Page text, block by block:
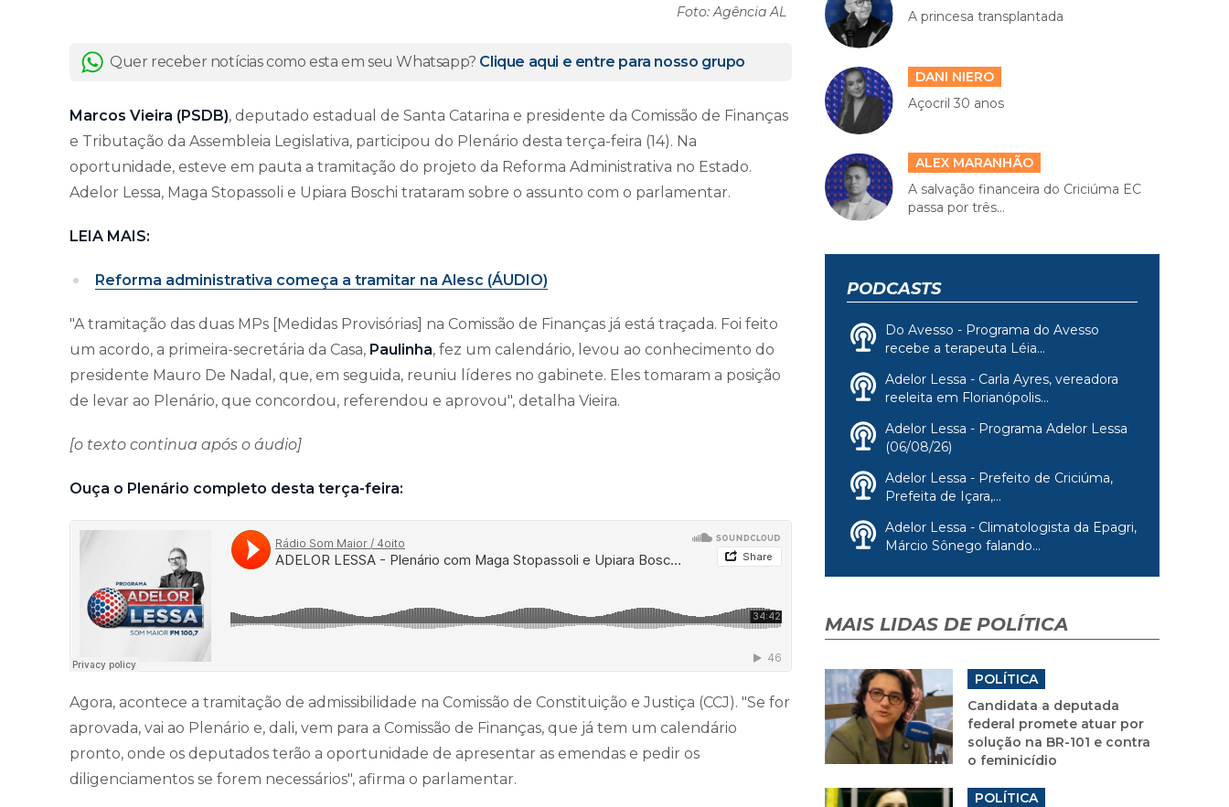
Foto: Agência AL
Quer receber notícias como esta em seu Whatsapp? Clique aqui e entre para nosso grupo
Marcos Vieira (PSDB), deputado estadual de Santa Catarina e presidente da Comissão de Finanças
e Tributação da Assembleia Legislativa, participou do Plenário desta terça-feira (14). Na
oportunidade, esteve em pauta a tramitação do projeto da Reforma Administrativa no Estado.
Adelor Lessa, Maga Stopassoli e Upiara Boschi trataram sobre o assunto com o parlamentar.
LEIA MAIS:
Reforma administrativa começa a tramitar na Alesc (ÁUDIO)
"A tramitação das duas MPs [Medidas Provisórias] na Comissão de Finanças já está traçada. Foi feito
um acordo, a primeira-secretária da Casa, Paulinha, fez um calendário, levou ao conhecimento do
presidente Mauro De Nadal, que, em seguida, reuniu líderes no gabinete. Eles tomaram a posição
de levar ao Plenário, que concordou, referendou e aprovou", detalha Vieira.
[o texto continua após o áudio]
Ouça o Plenário completo desta terça-feira:
Agora, acontece a tramitação de admissibilidade na Comissão de Constituição e Justiça (CCJ). "Se for
aprovada, vai ao Plenário e, dali, vem para a Comissão de Finanças, que já tem um calendário
pronto, onde os deputados terão a oportunidade de apresentar as emendas e pedir os
diligenciamentos se forem necessários", afirma o parlamentar.
A princesa transplantada
DANI NIERO
Açocril 30 anos
ALEX MARANHÃO
A salvação financeira do Criciúma EC
passa por três...
PODCASTS
Do Avesso - Programa do Avesso
recebe a terapeuta Léia...
Adelor Lessa - Carla Ayres, vereadora
reeleita em Florianópolis...
Adelor Lessa - Programa Adelor Lessa
(06/08/26)
Adelor Lessa - Prefeito de Criciúma,
Prefeita de Içara,...
Adelor Lessa - Climatologista da Epagri,
Márcio Sônego falando...
MAIS LIDAS DE POLÍTICA
POLÍTICA
Candidata a deputada
federal promete atuar por
solução na BR-101 e contra
o feminicídio
POLÍTICA